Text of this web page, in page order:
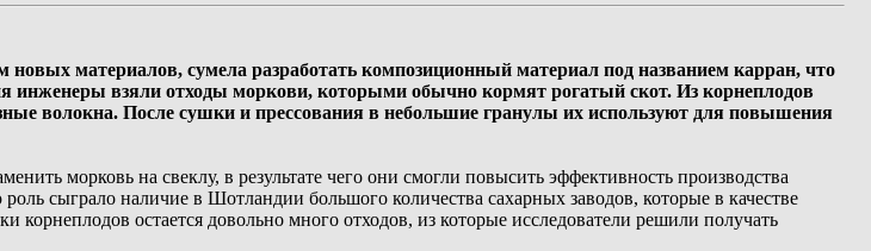
материалов, сумела разработать композиционный материал под названием карран, что
инженеры взяли отходы моркови, которыми обычно кормят рогатый скот. Из корнеплодов
волокна. После сушки и прессования в небольшие гранулы их используют для повышения
морковь на свеклу, в результате чего они смогли повысить эффективность производства
сыграло наличие в Шотландии большого количества сахарных заводов, которые в качестве
корнеплодов остается довольно много отходов, из которые исследователи решили получать